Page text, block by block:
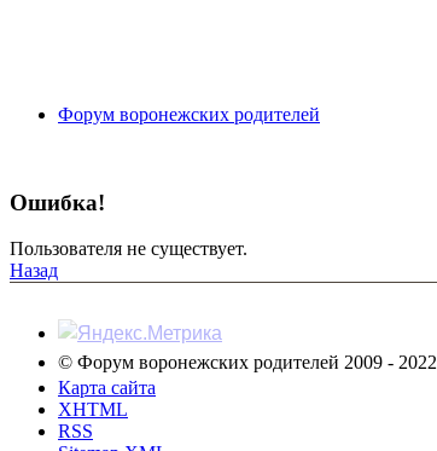
Форум воронежских родителей
Ошибка!
Пользователя не существует.
Назад
© Форум воронежских родителей 2009 - 2022
Карта сайта
XHTML
RSS